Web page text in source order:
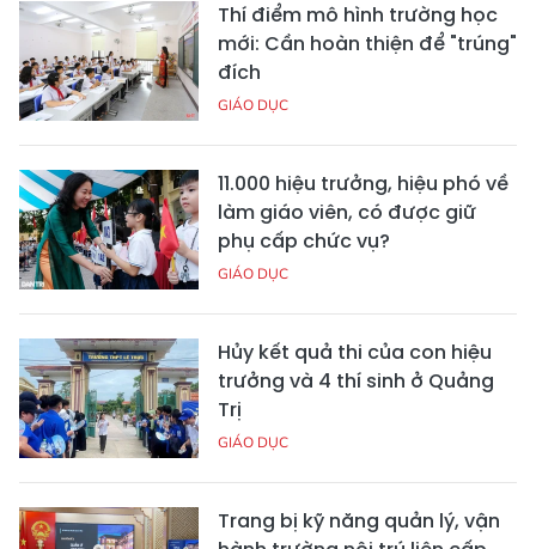
Thí điểm mô hình trường học
mới: Cần hoàn thiện để "trúng"
đích
GIÁO DỤC
11.000 hiệu trưởng, hiệu phó về
làm giáo viên, có được giữ
phụ cấp chức vụ?
GIÁO DỤC
Hủy kết quả thi của con hiệu
trưởng và 4 thí sinh ở Quảng
Trị
GIÁO DỤC
Trang bị kỹ năng quản lý, vận